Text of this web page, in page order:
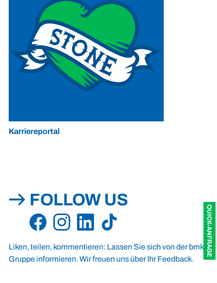
Karriereportal
FOLLOW US
Liken, teilen, kommentieren: Lassen Sie sich von der bmk
Gruppe informieren. Wir freuen uns über Ihr Feedback.
QUICK-ANFRAGE